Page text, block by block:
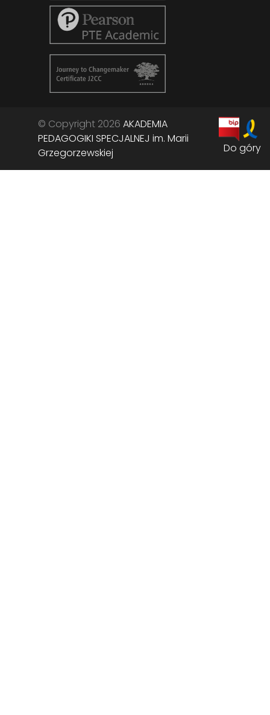
© Copyright 2026 AKADEMIA
PEDAGOGIKI SPECJALNEJ im. Marii
Grzegorzewskiej
Do góry